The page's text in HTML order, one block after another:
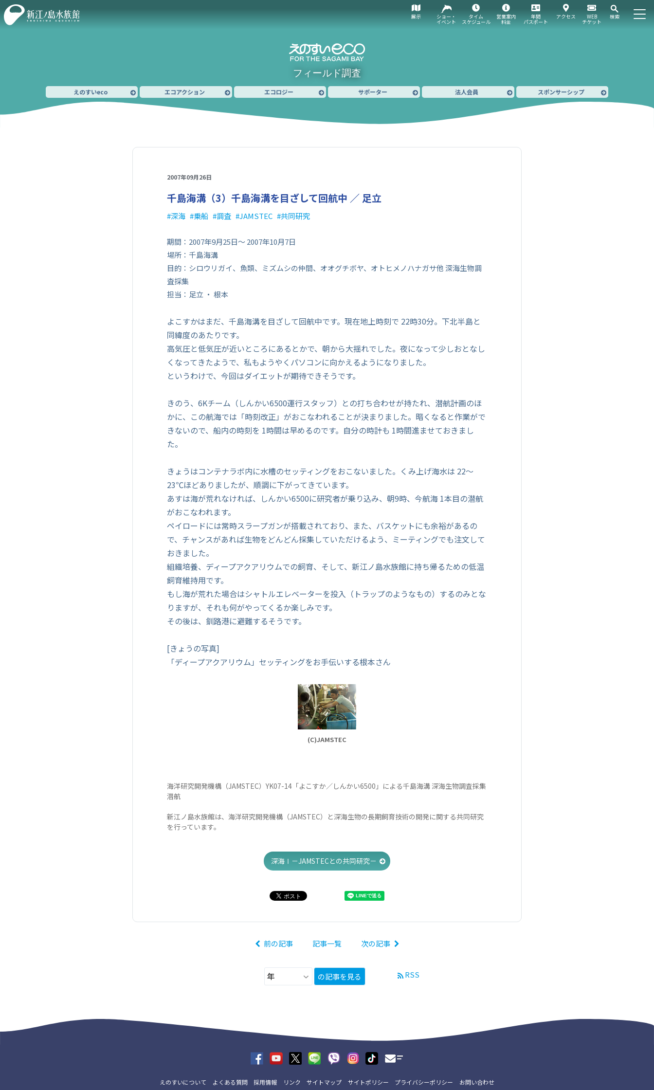
WEB
チケット
検索
展示 ショー・
イベント
タイム
スケジュール
営業案内
料金
年間
パスポート
アクセス
フィールド調査
えのすいeco エコアクション エコロジー サポーター 法人会員 スポンサーシップ
2007年09月26日
千島海溝（3） 千島海溝を目ざして回航中 ／ 足立
深海 乗船 調査 JAMSTEC 共同研究
期間：2007年9月25日〜 2007年10月7日
場所：千島海溝
目的：シロウリガイ、魚類、ミズムシの仲間、オオグチボヤ、オトヒメノハナガサ他 深海生物調
査採集
担当：足立 ・ 根本
よこすかはまだ、千島海溝を目ざして回航中です。現在地上時刻で 22時30分。下北半島と
同緯度のあたりです。
高気圧と低気圧が近いところにあるとかで、朝から大揺れでした。夜になって少しおとなし
くなってきたようで、私もようやくパソコンに向かえるようになりました。
というわけで、今回はダイエットが期待できそうです。
きのう、6Kチーム（しんかい6500運行スタッフ）との打ち合わせが持たれ、潜航計画のほ
かに、この航海では「時刻改正」がおこなわれることが決まりました。暗くなると作業がで
きないので、船内の時刻を 1時間は早めるのです。自分の時計も 1時間進ませておきまし
た。
きょうはコンテナラボ内に水槽のセッティングをおこないました。くみ上げ海水は 22～
23℃ほどありましたが、順調に下がってきています。
あすは海が荒れなければ、しんかい6500に研究者が乗り込み、朝9時、今航海 1本目の潜航
がおこなわれます。
ペイロードには常時スラープガンが搭載されており、また、バスケットにも余裕があるの
で、チャンスがあれば生物をどんどん採集していただけるよう、ミーティングでも注文して
おきました。
組織培養、ディープアクアリウムでの飼育、そして、新江ノ島水族館に持ち帰るための低温
飼育維持用です。
もし海が荒れた場合はシャトルエレベーターを投入（トラップのようなもの）するのみとな
りますが、それも何がやってくるか楽しみです。
その後は、釧路港に避難するそうです。
[きょうの写真]
「ディープアクアリウム」セッティングをお手伝いする根本さん
(C)JAMSTEC
海洋研究開発機構（JAMSTEC）YK07-14「よこすか／しんかい6500」による千島海溝 深海生物調査採集
潜航
新江ノ島水族館は、海洋研究開発機構（JAMSTEC）と深海生物の長期飼育技術の開発に関する共同研究
を行っています。
深海Ⅰ－JAMSTECとの共同研究－
前の記事 記事一覧 次の記事
の記事を見る RSS
えのすいについて よくある質問 採用情報 リンク サイトマップ サイトポリシー プライバシーポリシー お問い合わせ